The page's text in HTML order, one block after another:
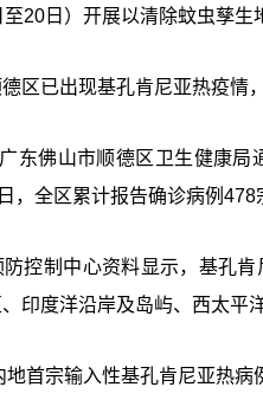
20日）开展以清除蚊虫孳生
区已出现基孔肯尼亚热疫情
东佛山市顺德区卫生健康
，全区累计报告确诊病例
控制中心资料显示，基孔
印度洋沿岸及岛屿、西太平
地首宗输入性基孔肯尼亚热